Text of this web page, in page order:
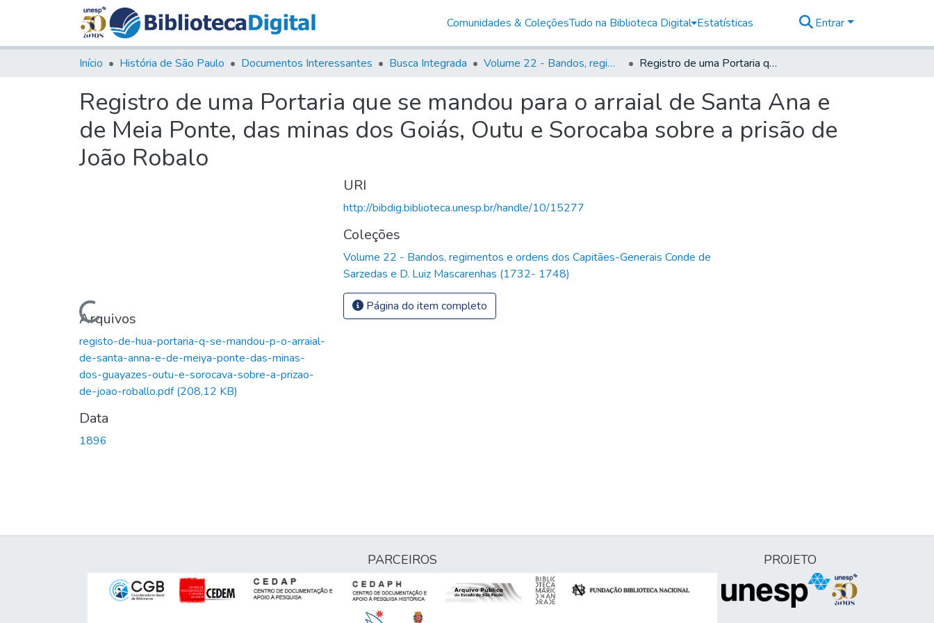
Comunidades & ColeçõesTudo na Biblioteca Digital Estatísticas Entrar
Início História de São Paulo Documentos Interessantes Busca Integrada Volume 22 - Bandos, regimentos e ordens dos Capitães-Generais Conde de Sarzedas e D. Luiz Mascarenhas (1732- 1748) Registro de uma Portaria que se mandou para o arraial de Santa Ana e de Meia Ponte, das minas dos Goiás, Outu e Sorocaba sobre a prisão de João Robalo
Registro de uma Portaria que se mandou para o arraial de Santa Ana e
de Meia Ponte, das minas dos Goiás, Outu e Sorocaba sobre a prisão de
João Robalo
Carregando...
Arquivos
registo-de-hua-portaria-q-se-mandou-p-o-arraial-
de-santa-anna-e-de-meiya-ponte-das-minas-
dos-guayazes-outu-e-sorocava-sobre-a-prizao-
de-joao-roballo.pdf(208,12 KB)
Data
1896
URI
http://bibdig.biblioteca.unesp.br/handle/10/15277
Coleções
Volume 22 - Bandos, regimentos e ordens dos Capitães-Generais Conde de
Sarzedas e D. Luiz Mascarenhas (1732- 1748)
Página do item completo
PARCEIROS PROJETO